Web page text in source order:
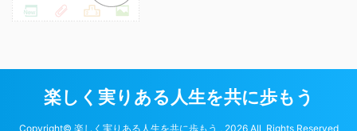
楽しく実りある人生を共に歩もう
Copyright© 楽しく実りある人生を共に歩もう , 2026 All Rights Reserved